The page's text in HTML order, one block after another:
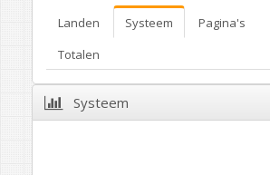
Landen
Systeem Pagina's
Totalen
Systeem